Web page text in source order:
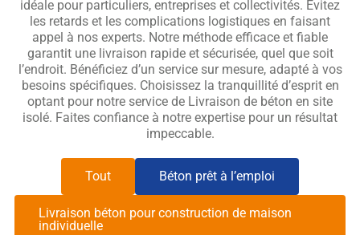
idéale pour particuliers, entreprises et collectivités. Évitez
les retards et les complications logistiques en faisant
appel à nos experts. Notre méthode efficace et fiable
garantit une livraison rapide et sécurisée, quel que soit
l’endroit. Bénéficiez d’un service sur mesure, adapté à vos
besoins spécifiques. Choisissez la tranquillité d’esprit en
optant pour notre service de Livraison de béton en site
isolé. Faites confiance à notre expertise pour un résultat
impeccable.
Tout Béton prêt à l’emploi
Livraison béton pour construction de maison
individuelle